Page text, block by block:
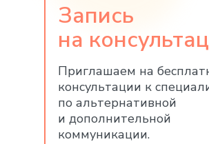
Запись
на
Приглашаем на
консультации к
по альтернативной
и дополнительной
коммуникации.